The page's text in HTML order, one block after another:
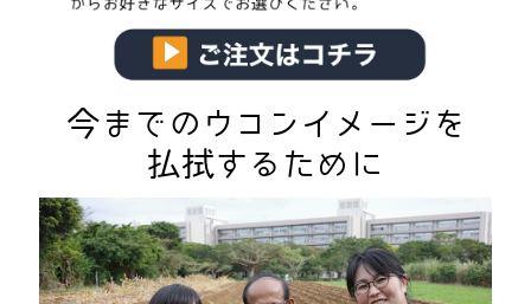
今までのウコンイメージを
払拭するために